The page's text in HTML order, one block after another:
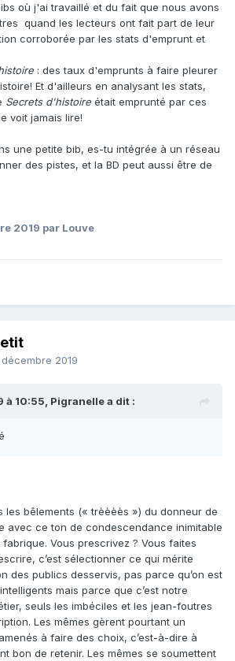
où j'ai travaillé et du fait que nous avons
quand les lecteurs ont fait part de leur
corroborée par les stats d'emprunt et
: des taux d'emprunts à faire pleurer
Et d'ailleurs en analysant les stats,
Secrets d'histoire était emprunté par ces
voit jamais lire!
une petite bib, es-tu intégrée à un réseau
des pistes, et la BD peut aussi être de
2019 par Louve
2019
à 10:55, Pigranelle a dit :
les bêlements (« trèèèès ») du donneur de
avec ce ton de condescendance inimitable
Vous prescrivez ? Vous faites
c’est sélectionner ce qui mérite
des publics desservis, pas parce qu’on est
mais parce que c’est notre
seuls les imbéciles et les jean-foutres
Les mêmes gèrent pourtant un
à faire des choix, c’est-à-dire à
bon de retenir. Les mêmes se soumettent